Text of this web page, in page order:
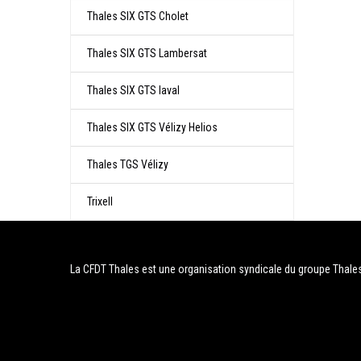
Thales SIX GTS Cholet
Thales SIX GTS Lambersat
Thales SIX GTS laval
Thales SIX GTS Vélizy Helios
Thales TGS Vélizy
Trixell
La CFDT Thales est une organisation syndicale du groupe